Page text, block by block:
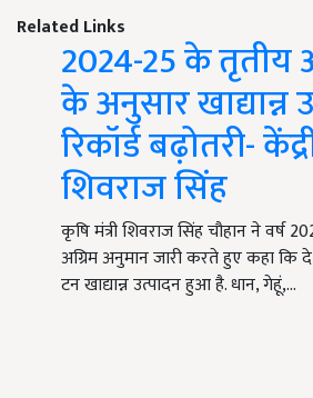
Related Links
2024-25 के तृतीय
के अनुसार खाद्यान्न
रिकॉर्ड बढ़ोतरी-
शिवराज सिंह
कृषि मंत्री शिवराज सिंह चौहान ने वर्ष
अग्रिम अनुमान जारी करते हुए कहा कि
टन खाद्यान्न उत्पादन हुआ है. धान, गेहूं,…